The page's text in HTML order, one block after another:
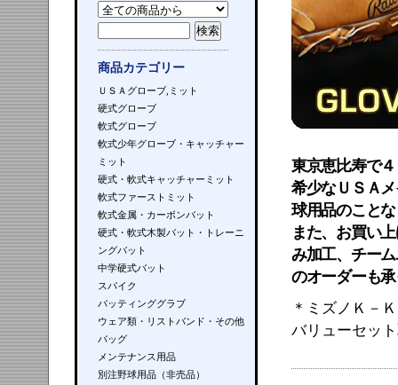
商品カテゴリー
ＵＳＡグローブ,ミット
硬式グローブ
軟式グローブ
軟式少年グローブ・キャッチャー
ミット
硬式・軟式キャッチャーミット
軟式ファーストミット
軟式金属・カーボンバット
硬式・軟式木製バット・トレーニ
ングバット
中学硬式バット
スパイク
バッティンググラブ
ウェア類・リストバンド・その他
バッグ
メンテナンス用品
別注野球用品（非売品）
東京恵比寿で
希少なＵＳＡ
球用品のこと
また、お買い
み加工、チー
のオーダーも
＊ミズノＫ－
バリューセッ